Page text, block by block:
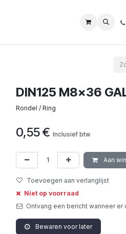
DIN125 M8x36
Rondel / Ring
0,55€ Inclusief btw
Aan
Toevoegen aan verlanglijst
Niet op voorraad
Ontvang een bericht wanneer er
Bewaren voor later